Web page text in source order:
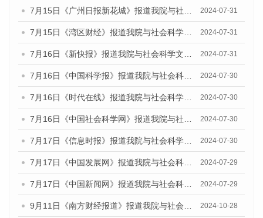
7月15日《广州日报新花城》报道我院与社会科学文献出版社联合发布《广州蓝皮书：广州社会发展报告(2024)》的媒体文章 2024-07-31
7月15日《湾区财经》报道我院与社会科学文献出版社联合发布《广州蓝皮书：广州社会发展报告(2024)》的媒体文章 2024-07-31
7月16日《新快报》报道我院与社会科学文献出版社联合发布《广州蓝皮书：广州社会发展报告(2024)》的媒体文章 2024-07-31
7月16日《中国科学报》报道我院与社会科学文献出版社联合发布《广州蓝皮书：广州社会发展报告(2024)》的媒体文章 2024-07-30
7月16日《时代在线》报道我院与社会科学文献出版社联合发布《广州蓝皮书：广州社会发展报告(2024)》的媒体文章 2024-07-30
7月16日《中国社会科学网》报道我院与社会科学文献出版社联合发布《广州蓝皮书：广州社会发展报告(2024)》的媒体文章 2024-07-30
7月17日《信息时报》报道我院与社会科学文献出版社联合发布《广州蓝皮书：广州社会发展报告(2024)》的媒体文章 2024-07-30
7月17日《中国发展网》报道我院与社会科学文献出版社联合发布《广州蓝皮书：广州社会发展报告(2024)》的媒体文章 2024-07-29
7月17日《中国新闻网》报道我院与社会科学文献出版社联合发布《广州蓝皮书：广州社会发展报告(2024)》的媒体文章 2024-07-29
9月11日《南方财经报道》报道我院与社会科学文献出版社联合发布了《广州蓝皮书：广州金融发展报告（2024）》的视频采访 2024-10-28